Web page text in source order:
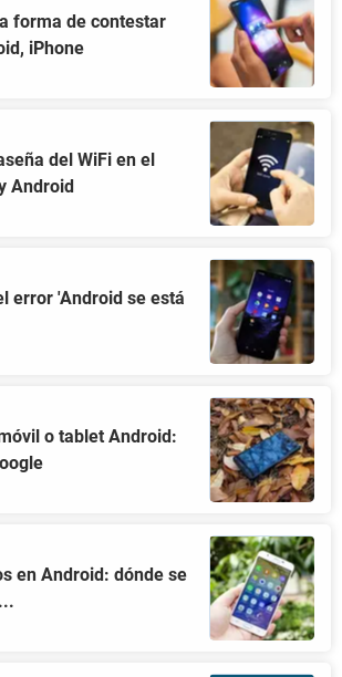
forma de contestar
iPhone
del WiFi en el
Android
error 'Android se está
o tablet Android:
en Android: dónde se